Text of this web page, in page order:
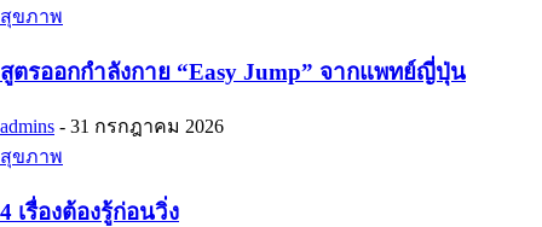
สุขภาพ
สูตรออกกำลังกาย “Easy Jump” จากแพทย์ญี่ปุ่น
admins - 31 กรกฎาคม 2026
สุขภาพ
4 เรื่องต้องรู้ก่อนวิ่ง